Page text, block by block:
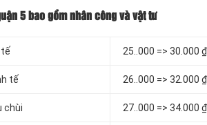
5 bao gồm nhân công và vật tư
25..000 => 30.000
tế 26..000 => 32.000
chùi 27..000 => 34.000